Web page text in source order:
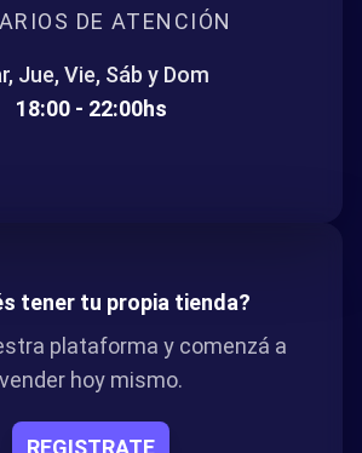
DE ATENCIÓN
Jue, Vie, Sáb y Dom
18:00 - 22:00hs
tener tu propia tienda?
plataforma y comenzá a
vender hoy mismo.
REGISTRATE